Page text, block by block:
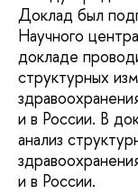
Доклад был
Научного
докладе
структурных
и в России. В
анализ
и в России.